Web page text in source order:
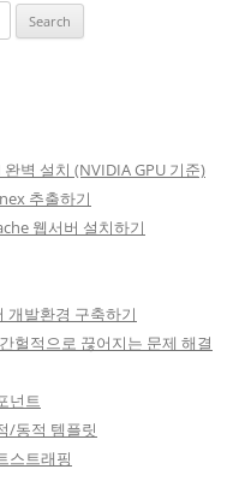
벽 설치 (NVIDIA GPU 기준)
추출하기
웹서버 설치하기
개발환경 구축하기
헐적으로 끊어지는 문제 해결
넌트
/동적 템플릿
스트래핑